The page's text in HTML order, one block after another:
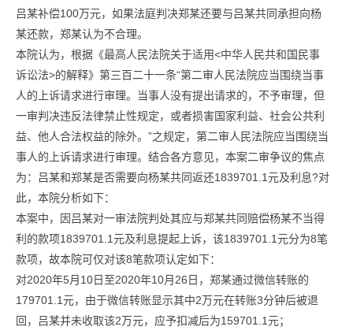
吕某补偿100万元，如果法庭判决郑某还要与吕某共同承担向杨
某还款，郑某认为不合理。
本院认为，根据《最高人民法院关于适用<中华人民共和国民事
诉讼法>的解释》第三百二十一条“第二审人民法院应当围绕当事
人的上诉请求进行审理。当事人没有提出请求的，不予审理，但
一审判决违反法律禁止性规定，或者损害国家利益、社会公共利
益、他人合法权益的除外。”之规定，第二审人民法院应当围绕当
事人的上诉请求进行审理。结合各方意见，本案二审争议的焦点
为：吕某和郑某是否需要向杨某共同返还1839701.1元及利息?对
此，本院分析如下：
本案中，因吕某对一审法院判处其应与郑某共同赔偿杨某不当得
利的款项1839701.1元及利息提起上诉，该1839701.1元分为8笔
款项，故本院可仅对该8笔款项认定如下：
对2020年5月10日至2020年10月26日，郑某通过微信转账的
179701.1元，由于微信转账显示其中2万元在转账3分钟后被退
回，吕某并未收取该2万元，应予扣减后为159701.1元；